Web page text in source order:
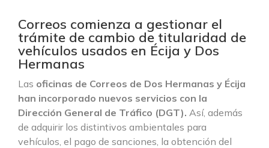
Correos comienza a gestionar el
trámite de cambio de titularidad de
vehículos usados en Écija y Dos
Hermanas
Las oficinas de Correos de Dos Hermanas y Écija
han incorporado nuevos servicios con la
Dirección General de Tráfico (DGT). Así, además
de adquirir los distintivos ambientales para
vehículos, el pago de sanciones, la obtención del